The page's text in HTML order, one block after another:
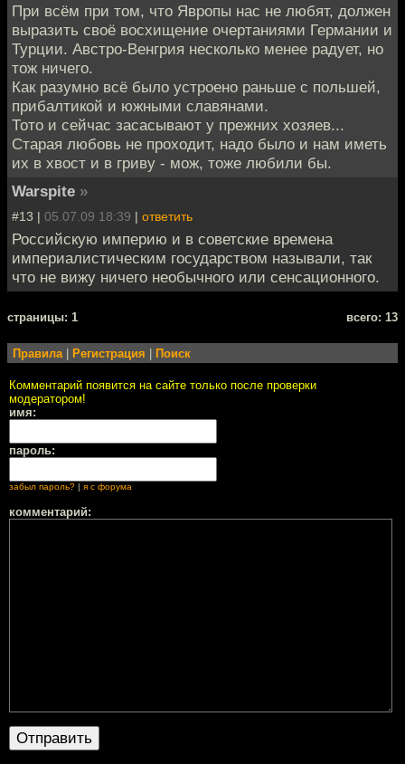
При всём при том, что Явропы нас не любят, должен
выразить своё восхищение очертаниями Германии и
Турции. Австро-Венгрия несколько менее радует, но
тож ничего.
Как разумно всё было устроено раньше с польшей,
прибалтикой и южными славянами.
Тото и сейчас засасывают у прежних хозяев...
Старая любовь не проходит, надо было и нам иметь
их в хвост и в гриву - мож, тоже любили бы.
Warspite »
#13 | 05.07.09 18:39 | ответить
Российскую империю и в советские времена
империалистическим государством называли, так
что не вижу ничего необычного или сенсационного.
cтраницы: 1 всего: 13
Правила | Регистрация | Поиск
Комментарий появится на сайте только после проверки
модератором!
имя:
пароль:
забыл пароль? | я с форума
комментарий: